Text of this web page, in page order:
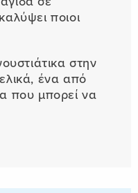
ποιοι
στην
ένα από
που μπορεί να